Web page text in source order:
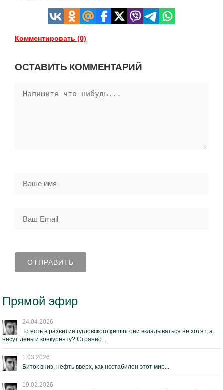
Комментировать (0)
ОСТАВИТЬ КОММЕНТАРИЙ
Прямой эфир
24.04.2026
То есть в развитие гугловского gemini они вкладываться не хотят, а
несут деньги конкуренту? Странно...
1.03.2026
Биток вниз, нефть вверх, как нестабилен этот мир...
19.02.2026